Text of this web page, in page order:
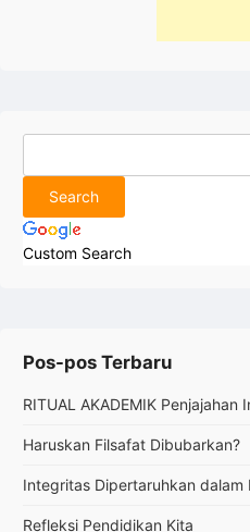
Custom Search
Pos-pos Terbaru
RITUAL AKADEMIK Penjajahan
Haruskan Filsafat Dibubarkan?
Integritas Dipertaruhkan dalam
Refleksi Pendidikan Kita